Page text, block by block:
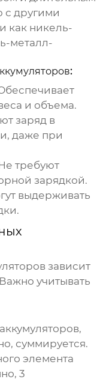
с другими
как никель-
металл-
:
и объема.
заряд в
даже при
требуют
зарядкой.
выдерживать
зависит
учитывать
,
суммируется.
элемента
3